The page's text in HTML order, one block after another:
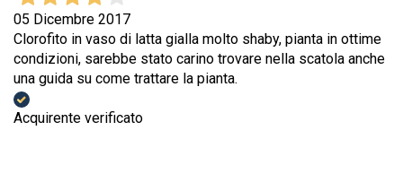
05 Dicembre 2017
Clorofito in vaso di latta gialla molto shaby, pianta in ottime
condizioni, sarebbe stato carino trovare nella scatola anche
una guida su come trattare la pianta.
Acquirente verificato